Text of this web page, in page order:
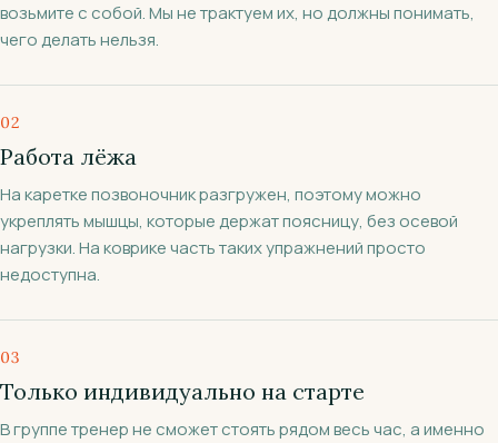
возьмите с собой. Мы не трактуем их, но должны понимать,
чего делать нельзя.
02
Работа лёжа
На каретке позвоночник разгружен, поэтому можно
укреплять мышцы, которые держат поясницу, без осевой
нагрузки. На коврике часть таких упражнений просто
недоступна.
03
Только индивидуально на старте
В группе тренер не сможет стоять рядом весь час, а именно